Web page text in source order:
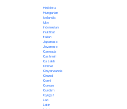
Hiri Motu
Hungarian
Icelandic
Igbo
Indonesian
Inuktitut
Italian
Japanese
Javanese
Kannada
Kashmiri
Kazakh
Khmer
Kinyarwanda
Kirundi
Komi
Korean
Kurdish
Kyrgyz
Lao
Latin